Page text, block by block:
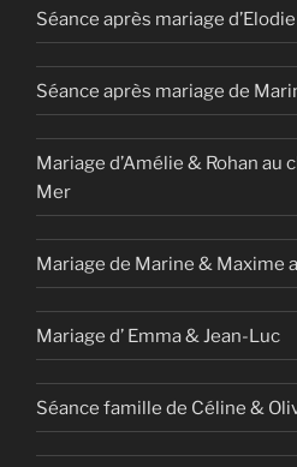
Séance après mariage
Séance après mariage de
Mariage d’Amélie & Rohan au
Mer
Mariage de Marine & Maxime
Mariage d’ Emma & Jean-Luc
Séance famille de Céline &